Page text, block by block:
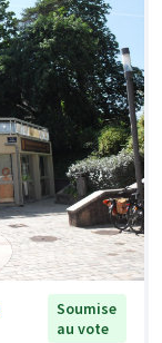
Soumise
au vote